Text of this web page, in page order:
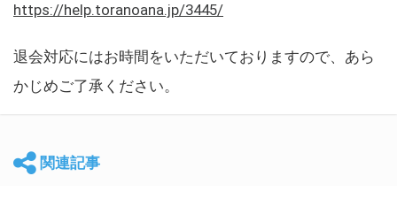
https://help.toranoana.jp/3445/
退会対応にはお時間をいただいておりますので、あら
かじめご了承ください。
関連記事